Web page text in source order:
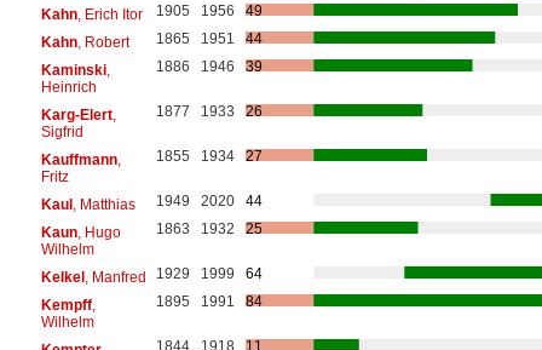
Kahn, Erich Itor 1905 1956
49
Kahn, Robert 1865 1951
44
Kaminski,
Heinrich
1886 1946 39
Karg-Elert,
Sigfrid
1877 1933 26
Kauffmann,
Fritz
1855 1934 27
Kaul, Matthias 1949 2020
44
Kaun, Hugo
Wilhelm
1863 1932 25
Kelkel, Manfred 1929 1999
64
Kempff,
Wilhelm
1895 1991 84
1844 1918 11